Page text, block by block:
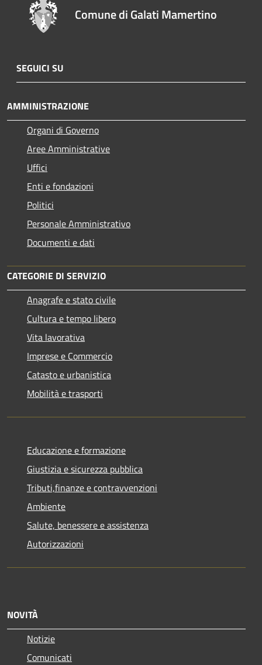
Comune di Galati Mamertino
SEGUICI SU
AMMINISTRAZIONE
Organi di Governo
Aree Amministrative
Uffici
Enti e fondazioni
Politici
Personale Amministrativo
Documenti e dati
CATEGORIE DI SERVIZIO
Anagrafe e stato civile
Cultura e tempo libero
Vita lavorativa
Imprese e Commercio
Catasto e urbanistica
Mobilità e trasporti
Educazione e formazione
Giustizia e sicurezza pubblica
Tributi,finanze e contravvenzioni
Ambiente
Salute, benessere e assistenza
Autorizzazioni
NOVITÀ
Notizie
Comunicati